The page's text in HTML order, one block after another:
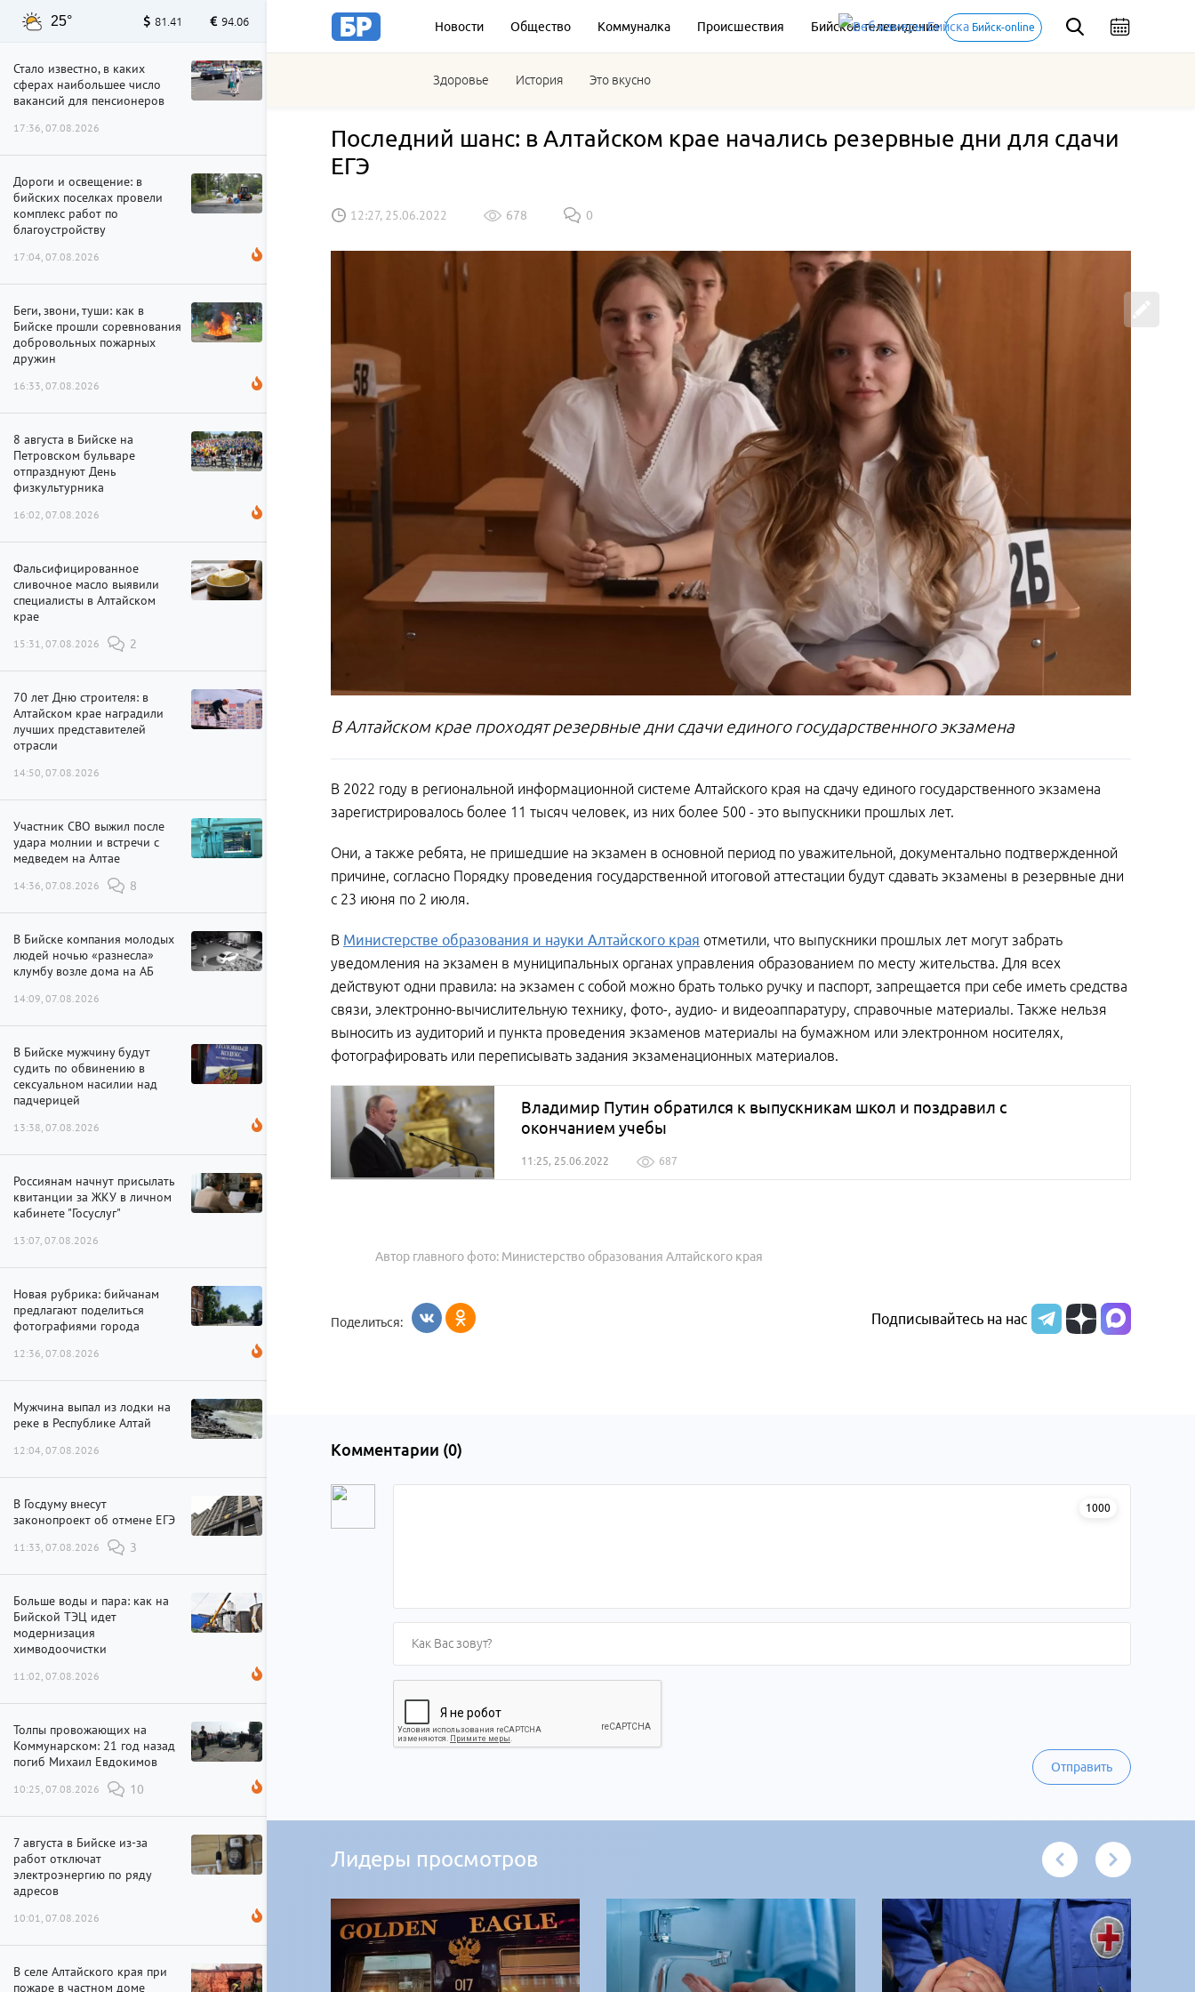
Новости Общество Коммуналка Происшествия Бийское телевидение Бийск-online
Здоровье История Это вкусно
25° 81.41 94.06
Стало известно, в каких
сферах наибольшее число
вакансий для пенсионеров
17:36, 07.08.2026
Дороги и освещение: в
бийских поселках провели
комплекс работ по
благоустройству
17:04, 07.08.2026
Беги, звони, туши: как в
Бийске прошли соревнования
добровольных пожарных
дружин
16:33, 07.08.2026
8 августа в Бийске на
Петровском бульваре
отпразднуют День
физкультурника
16:02, 07.08.2026
Фальсифицированное
сливочное масло выявили
специалисты в Алтайском
крае
15:31, 07.08.2026 2
70 лет Дню строителя: в
Алтайском крае наградили
лучших представителей
отрасли
14:50, 07.08.2026
Участник СВО выжил после
удара молнии и встречи с
медведем на Алтае
14:36, 07.08.2026 8
В Бийске компания молодых
людей ночью «разнесла»
клумбу возле дома на АБ
14:09, 07.08.2026
В Бийске мужчину будут
судить по обвинению в
сексуальном насилии над
падчерицей
13:38, 07.08.2026
Россиянам начнут присылать
квитанции за ЖКУ в личном
кабинете "Госуслуг"
13:07, 07.08.2026
Новая рубрика: бийчанам
предлагают поделиться
фотографиями города
12:36, 07.08.2026
Мужчина выпал из лодки на
реке в Республике Алтай
12:04, 07.08.2026
В Госдуму внесут
законопроект об отмене ЕГЭ
11:33, 07.08.2026 3
Больше воды и пара: как на
Бийской ТЭЦ идет
модернизация
химводоочистки
11:02, 07.08.2026
Толпы провожающих на
Коммунарском: 21 год назад
погиб Михаил Евдокимов
10:25, 07.08.2026 10
7 августа в Бийске из-за
работ отключат
электроэнергию по ряду
адресов
10:01, 07.08.2026
В селе Алтайского края при
пожаре в частном доме
Последний шанс: в Алтайском крае начались резервные дни для сдачи
ЕГЭ
12:27, 25.06.2022 678 0
В Алтайском крае проходят резервные дни сдачи единого государственного экзамена
В 2022 году в региональной информационной системе Алтайского края на сдачу единого государственного экзамена
зарегистрировалось более 11 тысяч человек, из них более 500 - это выпускники прошлых лет.
Они, а также ребята, не пришедшие на экзамен в основной период по уважительной, документально подтвержденной
причине, согласно Порядку проведения государственной итоговой аттестации будут сдавать экзамены в резервные дни
с 23 июня по 2 июля.
В Министерстве образования и науки Алтайского края отметили, что выпускники прошлых лет могут забрать
уведомления на экзамен в муниципальных органах управления образованием по месту жительства. Для всех
действуют одни правила: на экзамен с собой можно брать только ручку и паспорт, запрещается при себе иметь средства
связи, электронно-вычислительную технику, фото-, аудио- и видеоаппаратуру, справочные материалы. Также нельзя
выносить из аудиторий и пункта проведения экзаменов материалы на бумажном или электронном носителях,
фотографировать или переписывать задания экзаменационных материалов.
Владимир Путин обратился к выпускникам школ и поздравил с
окончанием учебы
11:25, 25.06.2022 687
Автор главного фото: Министерство образования Алтайского края
Поделиться: Подписывайтесь на нас
Комментарии (0)
1000
Отправить
Лидеры просмотров